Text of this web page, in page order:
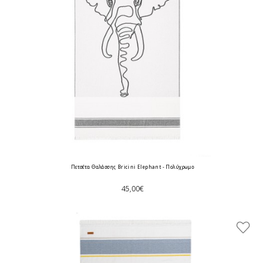
Πετσέτα Θαλάσσης Bricini Elephant - Πολύχρωμο
45,00€